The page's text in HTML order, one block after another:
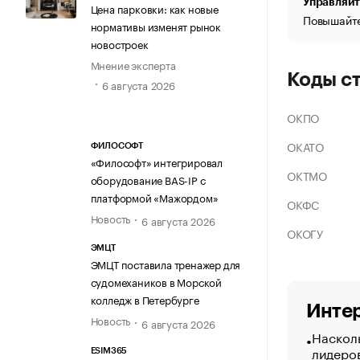
Цена парковки: как новые
нормативы изменят рынок
новостроек
Мнение эксперта
6 августа 2026
ФИЛОСОФТ
«Философт» интегрировал
оборудование BAS-IP с
платформой «Мажордом»
Новость
6 августа 2026
ЭМЦТ
ЭМЦТ поставила тренажер для
судомехаников в Морской
колледж в Петербурге
Новость
6 августа 2026
ESIM365
Коды
ОКПО
ОКАТО
ОКТМО
ОКФС
ОКОГУ